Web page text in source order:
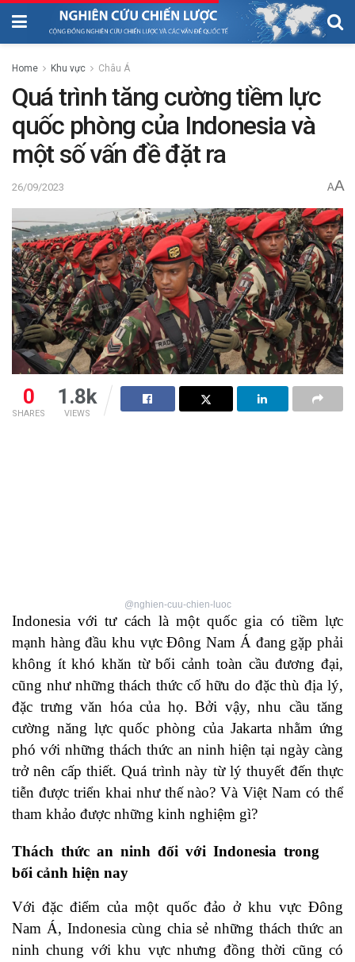
Home Khu vực Châu Á
Quá trình tăng cường tiềm lực
quốc phòng của Indonesia và
một số vấn đề đặt ra
26/09/2023 AA
0
SHARES
1.8k
VIEWS
@nghien-cuu-chien-luoc
Indonesia với tư cách là một quốc gia có tiềm lực
mạnh hàng đầu khu vực Đông Nam Á đang gặp phải
không ít khó khăn từ bối cảnh toàn cầu đương đại,
cũng như những thách thức cố hữu do đặc thù địa lý,
đặc trưng văn hóa của họ. Bởi vậy, nhu cầu tăng
cường năng lực quốc phòng của Jakarta nhằm ứng
phó với những thách thức an ninh hiện tại ngày càng
trở nên cấp thiết. Quá trình này từ lý thuyết đến thực
tiễn được triển khai như thế nào? Và Việt Nam có thể
tham khảo được những kinh nghiệm gì?
Thách thức an ninh đối với Indonesia trong
bối cảnh hiện nay
Với đặc điểm của một quốc đảo ở khu vực Đông
Nam Á, Indonesia cùng chia sẻ những thách thức an
ninh chung với khu vực nhưng đồng thời cũng có